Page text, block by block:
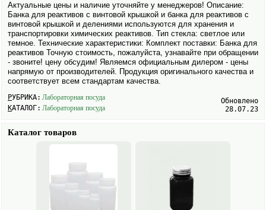
Актуальные цены и наличие уточняйте у менеджеров! Описание:
Банка для реактивов с винтовой крышкой и банка для реактивов с
винтовой крышкой и делениями исполь­зуются для хранения и
транспортировки химических реактивов. Тип стекла: светлое или
темное. Технические характеристики: Комплект поставки: Банка для
реактивов Точную стоимость, пожалуйста, узнавайте при обращении
- звоните! цену обсудим! Являемся официальным дилером - цены
напрямую от производителей. Продукция оригинального качества и
соответствует всем стандартам качества.
РУБРИКА: Лабораторная посуда
Обновлено
28.07.23
КАТАЛОГ: Лабораторная посуда
Каталог товаров